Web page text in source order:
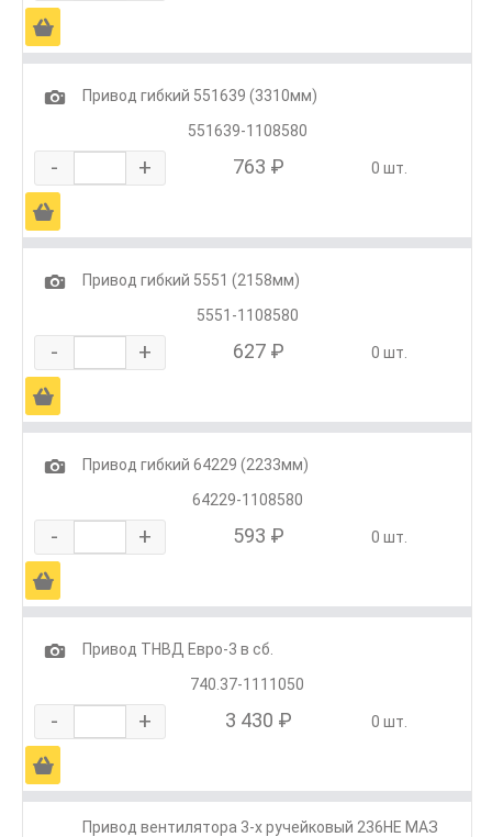
Ä
1
Привод гибкий 551639 (3310мм)
551639-1108580
- + 763 ₽ 0 шт.
Ä
1
Привод гибкий 5551 (2158мм)
5551-1108580
- + 627 ₽ 0 шт.
Ä
1
Привод гибкий 64229 (2233мм)
64229-1108580
- + 593 ₽ 0 шт.
Ä
1
Привод ТНВД Евро-3 в сб.
740.37-1111050
- + 3 430 ₽ 0 шт.
Ä
Привод вентилятора 3-х ручейковый 236НЕ МАЗ